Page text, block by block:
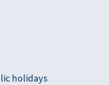
holidays